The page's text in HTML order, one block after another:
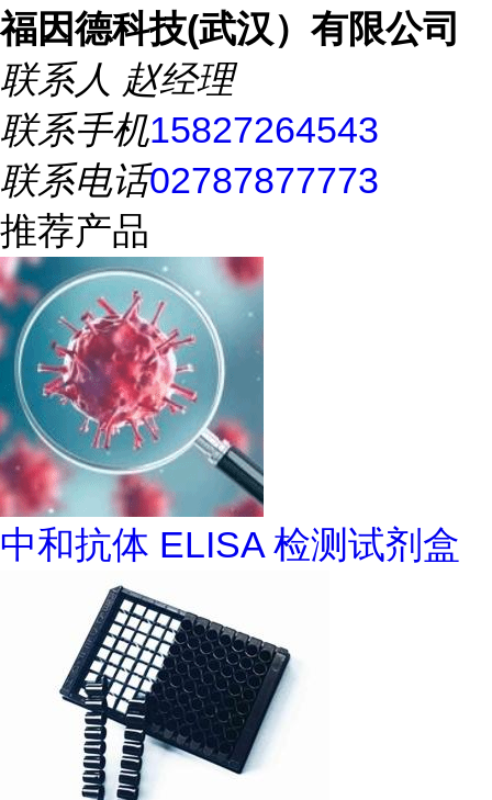
福因德科技(武汉）有限公司
联系人 赵经理
联系手机15827264543
联系电话02787877773
推荐产品
中和抗体 ELISA 检测试剂盒